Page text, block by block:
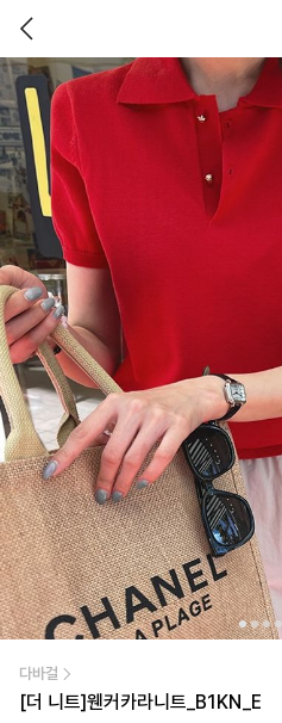
다바걸
[더 니트]웬커카라니트_B1KN_E